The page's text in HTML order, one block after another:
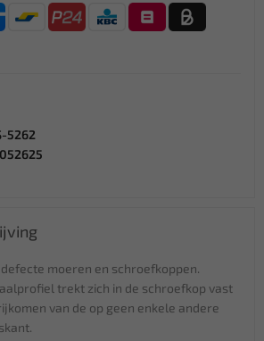
5262
moeren en schroefkoppen.
trekt zich in de schroefkop vast
van de op geen enkele andere